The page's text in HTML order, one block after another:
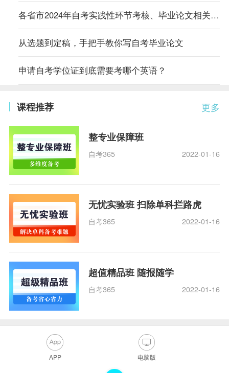
各省市2024年自考实践性环节考核、毕业论文相关通知汇总
从选题到定稿，手把手教你写自考毕业论文
申请自考学位证到底需要考哪个英语？
更多
课程推荐
整专业保障班
自考365 2022-01-16
无忧实验班 扫除单科拦路虎
自考365 2022-01-16
超值精品班 随报随学
自考365 2022-01-16
APP 电脑版